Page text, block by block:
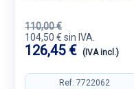
110,00 €
104,50 € sin IVA.
126,45 € (IVA incl.)
Ref: 7722062